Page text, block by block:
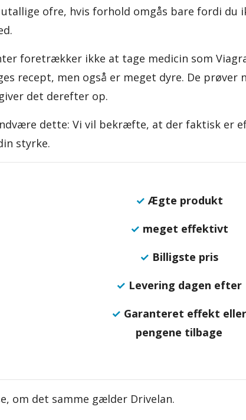
ofre, hvis forhold omgås bare fordi du
foretrækker ikke at tage medicin som
recept, men også er meget dyre. De prøver
det derefter op.
dette: Vi vil bekræfte, at der faktisk er
styrke.
✓ Ægte produkt
✓ meget effektivt
✓ Billigste pris
✓ Levering dagen efter
✓ Garanteret effekt eller
pengene tilbage
om det samme gælder Drivelan.